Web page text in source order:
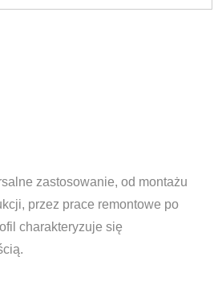
zastosowanie, od montażu
przez prace remontowe po
charakteryzuje się